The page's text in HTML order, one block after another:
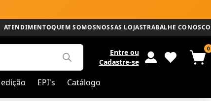
ATENDIMENTOQUEM SOMOSNOSSAS LOJASTRABALHE CONOSCO
EPI's Catálogo
Entre ou
Cadastre-se
0